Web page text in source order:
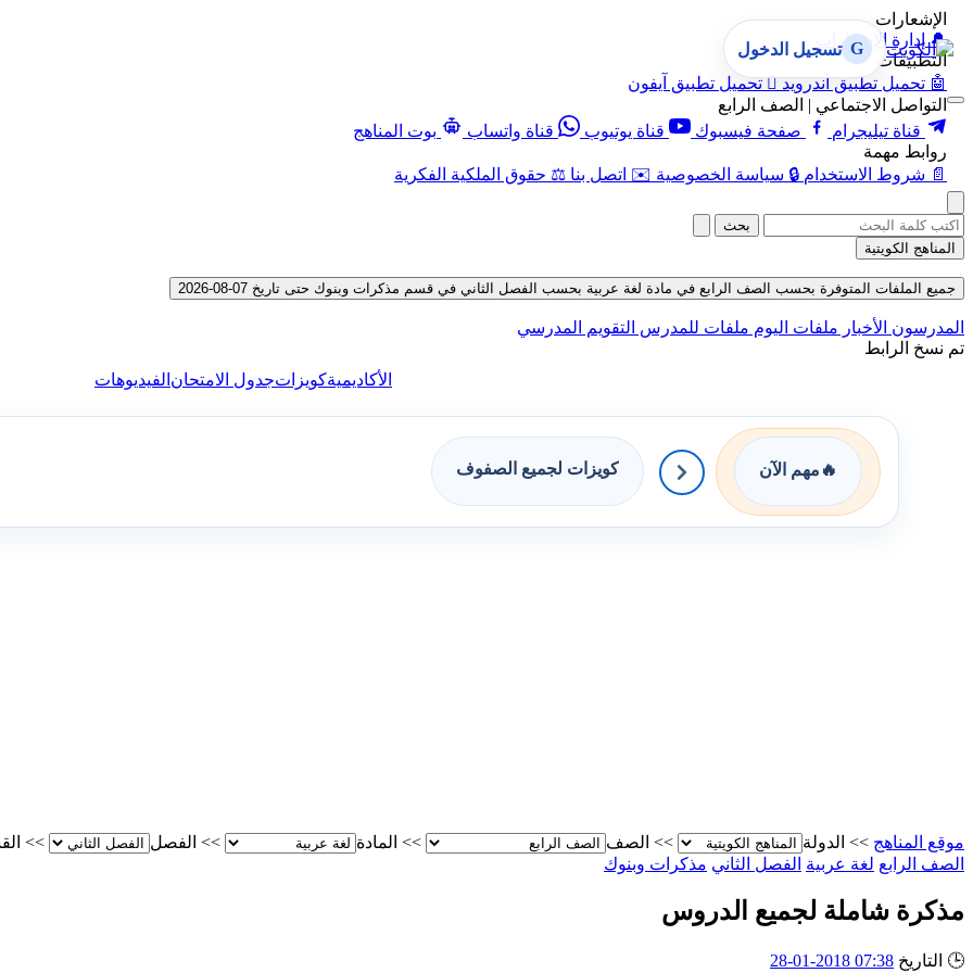
الإشعارات
🔔 إدارة الإشعارات
التطبيقات
🤖 تحميل تطبيق أندرويد  تحميل تطبيق آيفون
التواصل الاجتماعي | الصف الرابع
قناة تيليجرام
صفحة فيسبوك قناة يوتيوب قناة واتساب
بوت المناهج
روابط مهمة
📄 شروط الاستخدام 🔒 سياسة الخصوصية ✉️ اتصل بنا ⚖️ حقوق الملكية الفكرية
G تسجيل الدخول
بحث
المناهج الكويتية
جميع الملفات المتوفرة بحسب الصف الرابع في مادة لغة عربية بحسب الفصل الثاني في قسم مذكرات وبنوك حتى تاريخ 07-08-2026
المدرسون الأخبار ملفات اليوم ملفات للمدرس التقويم المدرسي
تم نسخ الرابط
الأكاديميةكويزاتجدول الامتحان الفيديوهات
🔥 مهم الآن كويزات لجميع الصفوف
موقع المناهج >> الدولة >> الصف >> المادة >> الفصل >>
الصف الرابع لغة عربية الفصل الثاني مذكرات وبنوك
مذكرة شاملة لجميع الدروس
🕒 التاريخ 07:38 2018-01-28